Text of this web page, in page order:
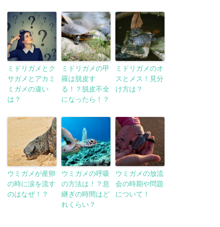
ミドリガメとク
サガメとアカミ
ミガメの違い
は？
ミドリガメの甲
羅は脱皮す
る！？脱皮不全
になったら！？
ミドリガメのオ
スとメス！見分
け方は？
ウミガメが産卵
の時に涙を流す
のはなぜ！？
ウミガメの呼吸
の方法は！？息
継ぎの時間はど
れくらい？
ウミガメの放流
会の時期や問題
について！